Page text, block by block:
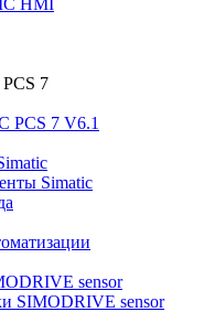
HMI
7
PCS 7 V6.1
Simatic
sensor
SIMODRIVE sensor